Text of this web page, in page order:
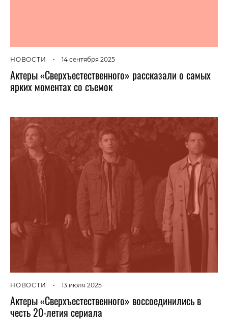
НОВОСТИ • 14 сентября 2025
Актеры «Сверхъестественного» рассказали о самых
ярких моментах со съемок
НОВОСТИ • 13 июля 2025
Актеры «Сверхъестественного» воссоединились в
честь 20-летия сериала